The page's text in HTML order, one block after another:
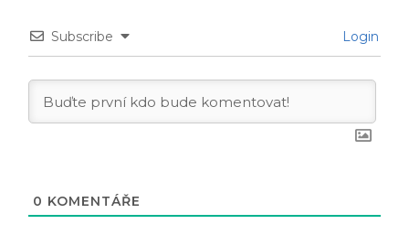
Subscribe Login
0 KOMENTÁŘE